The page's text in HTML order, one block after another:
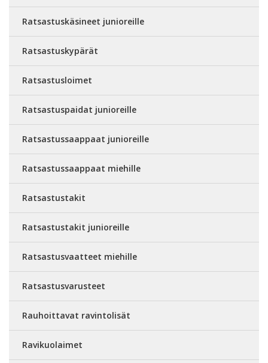
Ratsastuskäsineet junioreille
Ratsastuskypärät
Ratsastusloimet
Ratsastuspaidat junioreille
Ratsastussaappaat junioreille
Ratsastussaappaat miehille
Ratsastustakit
Ratsastustakit junioreille
Ratsastusvaatteet miehille
Ratsastusvarusteet
Rauhoittavat ravintolisät
Ravikuolaimet